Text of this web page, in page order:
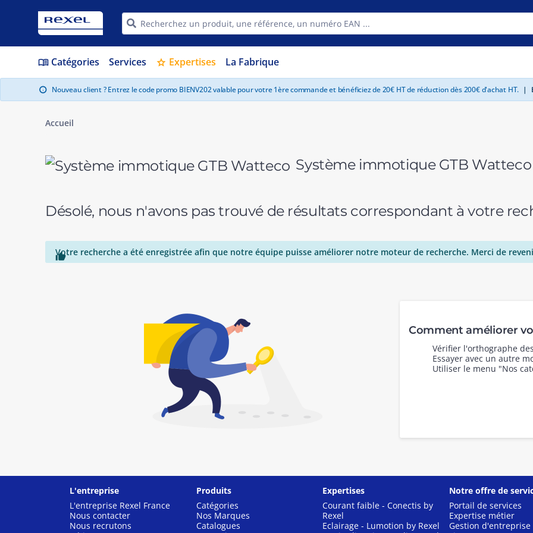
menu_book Catégories Services star Expertises La Fabrique
info Nouveau client ? Entrez le code promo BIENV202 valable pour votre 1ère commande et bénéficiez de 20€ HT de réduction dès 200€ d'achat HT. |
Accueil
Système immotique GTB Watteco
Désolé, nous n'avons pas trouvé de résultats correspondant à votre

Votre recherche a été enregistrée afin que notre équipe puisse améliorer notre moteur de recherche. Merci de
Comment améliorer
Vérifier l'orthographe
Essayer avec un autre
Utiliser le menu "Nos
L'entreprise
L'entreprise Rexel France
Nous contacter
Nous recrutons
Produits
Catégories
Nos Marques
Catalogues
Expertises
Courant faible - Conectis by
Rexel
Eclairage - Lumotion by Rexel
Notre offre de
Portail de services
Expertise métier
Gestion d'entreprise